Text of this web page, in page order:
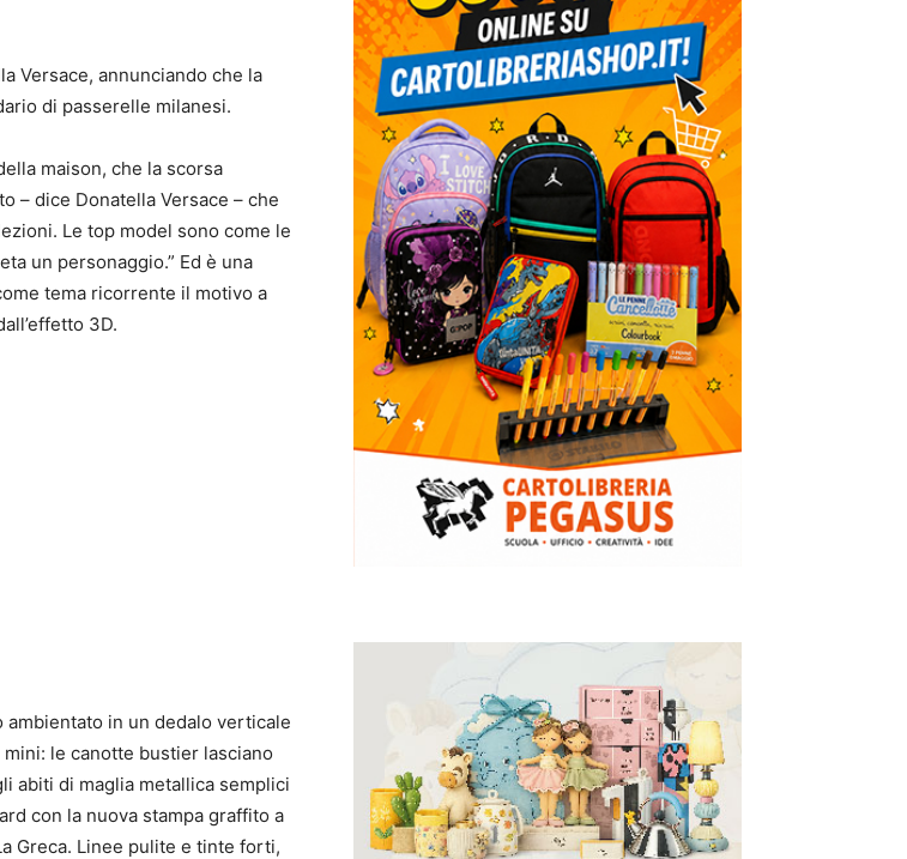
Versace, annunciando che la
di passerelle milanesi.
maison, che la scorsa
– dice Donatella Versace – che
Le top model sono come le
un personaggio.” Ed è una
tema ricorrente il motivo a
3D.
in un dedalo verticale
le canotte bustier lasciano
abiti di maglia metallica semplici
con la nuova stampa graffito a
Greca. Linee pulite e tinte forti,